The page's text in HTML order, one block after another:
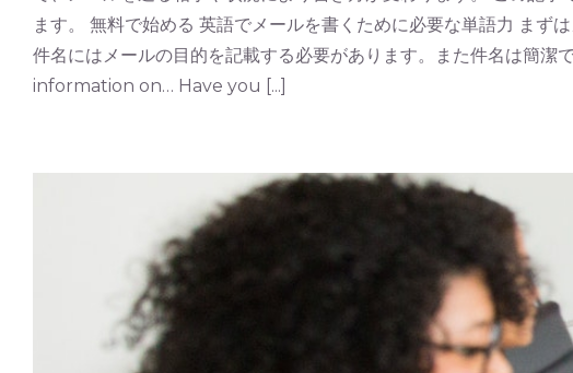
ます。 無料で始める 英語でメールを書くために必要な単語力 まず
件名にはメールの目的を記載する必要があります。また件名は簡
information on… Have you [...]